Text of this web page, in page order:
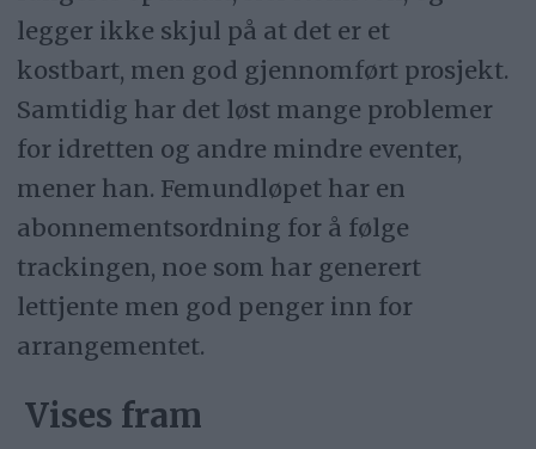
legger ikke skjul på at det er et
kostbart, men god gjennomført prosjekt.
Samtidig har det løst mange problemer
for idretten og andre mindre eventer,
mener han. Femundløpet har en
abonnementsordning for å følge
trackingen, noe som har generert
lettjente men god penger inn for
arrangementet.
Vises fram